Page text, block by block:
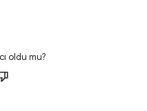
oldu mu?